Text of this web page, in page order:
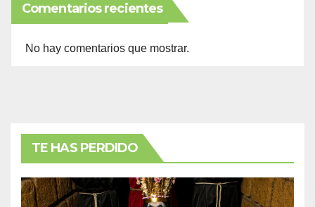
Comentarios recientes
No hay comentarios que mostrar.
TE HAS PERDIDO